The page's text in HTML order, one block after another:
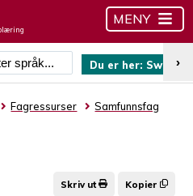
MENY
språk
Du er her: Swahili
›
Fagressurser Samfunnsfag
Skriv ut Kopier